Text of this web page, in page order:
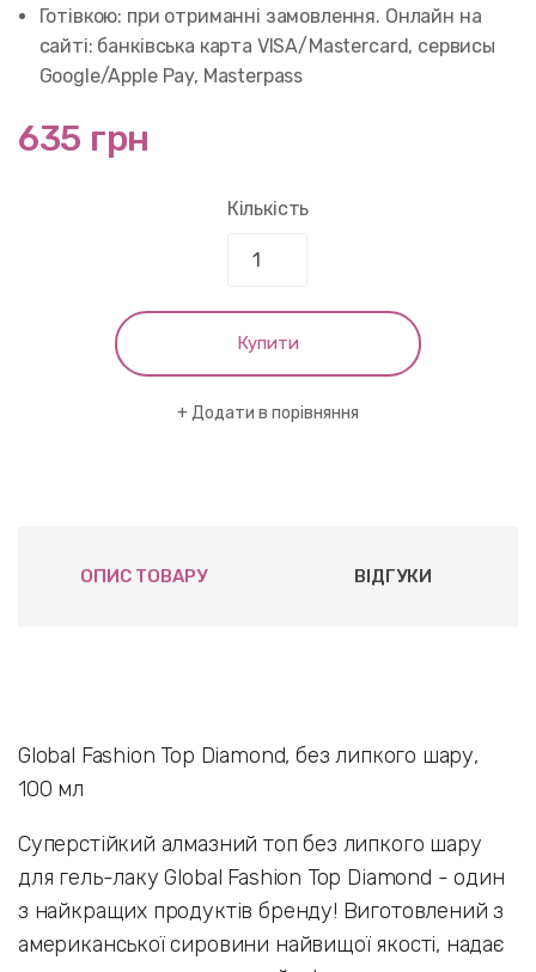
Готівкою: при отриманні замовлення. Онлайн на
сайті: банківська карта VISA/Mastercard, сервисы
Google/Apple Pay, Masterpass
635 грн
Кількість
Купити
Додати в порівняння
ОПИС ТОВАРУ ВІДГУКИ
Global Fashion Top Diamond, без липкого шару,
100 мл
Суперстійкий алмазний топ без липкого шару
для гель-лаку Global Fashion Top Diamond - один
з найкращих продуктів бренду! Виготовлений з
американської сировини найвищої якості, надає